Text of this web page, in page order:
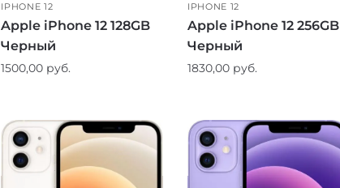
IPHONE 12
Apple iPhone 12 128GB
Черный
1500,00 руб.
IPHONE 12
Apple iPhone 12 256GB
Черный
1830,00 руб.